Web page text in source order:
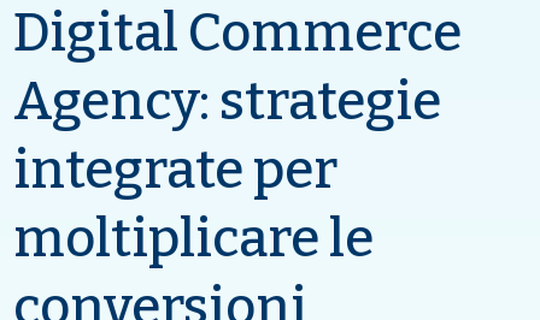
Digital Commerce
Agency: strategie
integrate per
moltiplicare le